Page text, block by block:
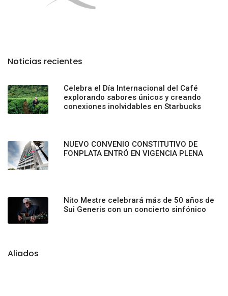
Noticias recientes
Celebra el Día Internacional del Café
explorando sabores únicos y creando
conexiones inolvidables en Starbucks
NUEVO CONVENIO CONSTITUTIVO DE
FONPLATA ENTRÓ EN VIGENCIA PLENA
Nito Mestre celebrará más de 50 años de
Sui Generis con un concierto sinfónico
Aliados